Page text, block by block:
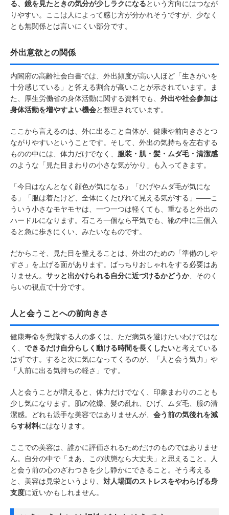
る、鏡を見たときの気分が少しラクになるという方向にはつなが
りやすい。ここは人によって感じ方が分かれそうですが、少なく
とも無関係とは言いにくい部分です。
外出意欲との関係
内閣府の高齢社会白書では、外出頻度が高い人ほど「生きがいを
十分感じている」と答える割合が高いことが示されています。ま
た、厚生労働省の身体活動に関する資料でも、 外出や社会参加は
身体活動を増やすよい機会と整理されています。
ここから言えるのは、外に出ること自体が、健康や前向きさとつ
ながりやすいということです。そして、外出の気持ちを左右する
ものの中には、体力だけでなく、 服装・肌・髪・ムダ毛・清潔感
のような「見た目まわりの小さな気がかり」も入ってきます。
「今日はなんとなく顔色が気になる」「ひげやムダ毛が気にな
る」「服は着たけど、全体にくたびれて見える気がする」――こ
ういう小さなモヤモヤは、一つ一つは軽くても、重なると外出の
ハードルになります。石ころ一個なら平気でも、靴の中に三個入
ると急に歩きにくい、みたいなものです。
だからこそ、見た目を整えることは、外出のための「準備のしや
すさ」を上げる面があります。ばっちりおしゃれをする必要はあ
りません。 サッと出かけられる自分に近づけるかどうか、そのく
らいの視点で十分です。
人と会うことへの前向きさ
健康寿命を意識する人の多くは、ただ病気を避けたいわけではな
く、 できるだけ自分らしく動ける時間を長くしたいと考えている
はずです。すると次に気になってくるのが、「人と会う気力」や
「人前に出る気持ちの軽さ」です。
人と会うことが増えると、体力だけでなく、印象まわりのことも
少し気になります。肌の乾燥、髪の乱れ、ひげ、ムダ毛、服の清
潔感。どれも派手な美容ではありませんが、 会う前の気後れを減
らす材料にはなります。
ここでの美容は、誰かに評価されるためだけのものではありませ
ん。自分の中で「まあ、この状態なら大丈夫」と思えること。人
と会う前の心のざわつきを少し静かにできること。そう考える
と、美容は見栄というより、 対人場面のストレスをやわらげる身
支度に近いかもしれません。